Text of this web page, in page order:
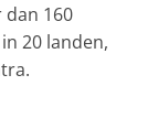
160
20 landen,